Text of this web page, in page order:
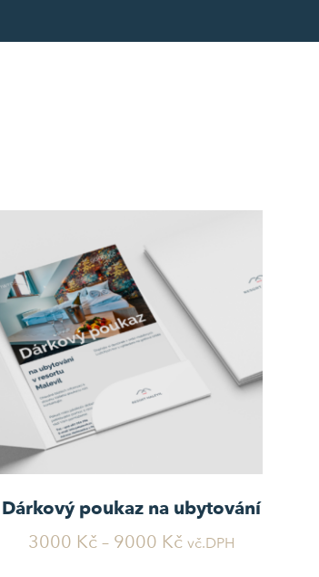
Dárkový poukaz na ubytování
3000 Kč – 9000 Kč vč.DPH